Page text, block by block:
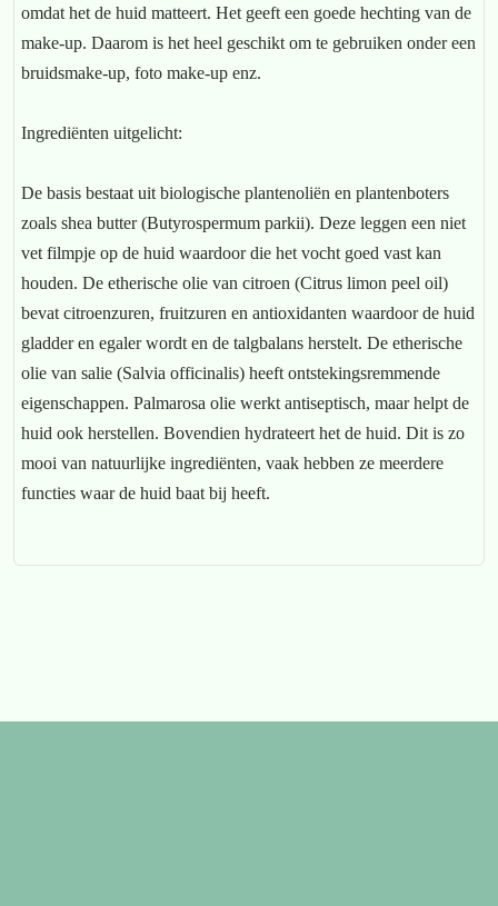
omdat het de huid matteert. Het geeft een goede hechting van de
make-up. Daarom is het heel geschikt om te gebruiken onder een
bruidsmake-up, foto make-up enz.
Ingrediënten uitgelicht:
De basis bestaat uit biologische plantenoliën en plantenboters
zoals shea butter (Butyrospermum parkii). Deze leggen een niet
vet filmpje op de huid waardoor die het vocht goed vast kan
houden. De etherische olie van citroen (Citrus limon peel oil)
bevat citroenzuren, fruitzuren en antioxidanten waardoor de huid
gladder en egaler wordt en de talgbalans herstelt. De etherische
olie van salie (Salvia officinalis) heeft ontstekingsremmende
eigenschappen. Palmarosa olie werkt antiseptisch, maar helpt de
huid ook herstellen. Bovendien hydrateert het de huid. Dit is zo
mooi van natuurlijke ingrediënten, vaak hebben ze meerdere
functies waar de huid baat bij heeft.